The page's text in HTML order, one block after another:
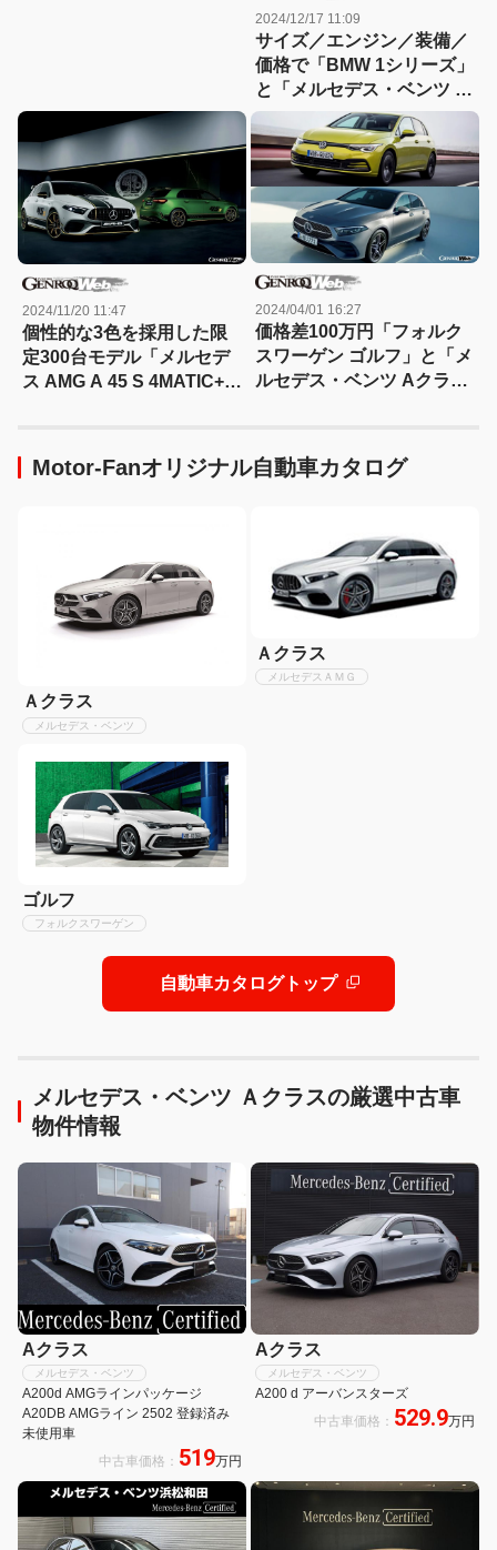
2024/12/17 11:09
サイズ／エンジン／装備／
価格で「BMW 1シリーズ」
と「メルセデス・ベンツ A
クラス」を比較
2024/11/20 11:47
個性的な3色を採用した限
定300台モデル「メルセデ
ス AMG A 45 S 4MATIC+
2024/04/01 16:27
価格差100万円「フォルク
スワーゲン ゴルフ」と「メ
ルセデス・ベンツ Aクラ
Motor-Fanオリジナル自動車カタログ
Ａクラス
メルセデス・ベンツ
Ａクラス
メルセデスＡＭＧ
ゴルフ
フォルクスワーゲン
自動車カタログトップ
メルセデス・ベンツ Ａクラスの厳選中古車
物件情報
Aクラス
メルセデス・ベンツ
A200d AMGラインパッケージ
A20DB AMGライン 2502 登録済み
未使用車
中古車価格： 519万円
Aクラス
メルセデス・ベンツ
A200 d アーバンスターズ
中古車価格： 529.9万円